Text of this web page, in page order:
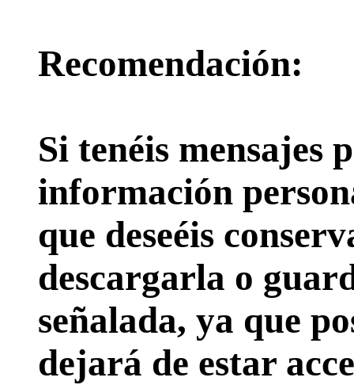
Recomendación:
Si tenéis mensajes
información
que deseéis
descargarla o
señalada, ya que
dejará de estar